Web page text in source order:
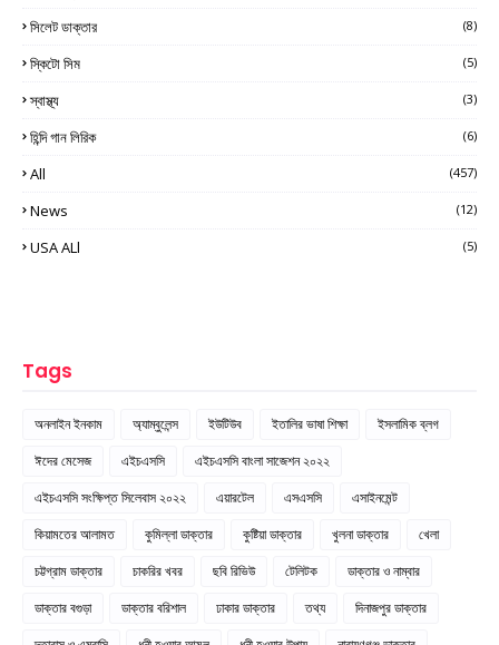
সিলেট ডাক্তার (8)
স্কিটো সিম (5)
স্বাস্থ্য (3)
হিন্দি গান লিরিক (6)
All (457)
News (12)
USA ALl (5)
Tags
অনলাইন ইনকাম অ্যাম্বুলেন্স ইউটিউব ইতালির ভাষা শিক্ষা
ইসলামিক ব্লগ
ঈদের মেসেজ
এইচএসসি
এইচএসসি বাংলা সাজেশন ২০২২
এইচএসসি সংক্ষিপ্ত সিলেবাস ২০২২
এয়ারটেল এসএসসি
এসাইনমেন্ট
কিয়ামতের আলামত
কুমিল্লা ডাক্তার কুষ্টিয়া ডাক্তার খুলনা ডাক্তার
খেলা
চট্টগ্রাম ডাক্তার
চাকরির খবর ছবি রিভিউ টেলিটক
ডাক্তার ও নাম্বার
ডাক্তার বগুড়া
ডাক্তার বরিশাল ঢাকার ডাক্তার তথ্য
দিনাজপুর ডাক্তার